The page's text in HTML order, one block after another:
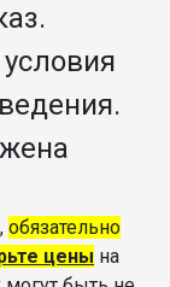
обязательно
цены на